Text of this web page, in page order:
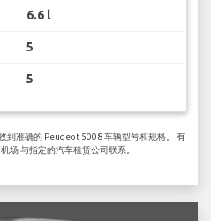
6.6 l
5
5
到准确的 Peugeot 5008 车辆型号和规格。 有
场 与指定的汽车租赁公司联系。